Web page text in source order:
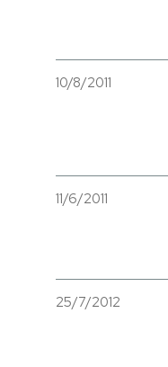
10/8/2011
11/6/2011
25/7/2012